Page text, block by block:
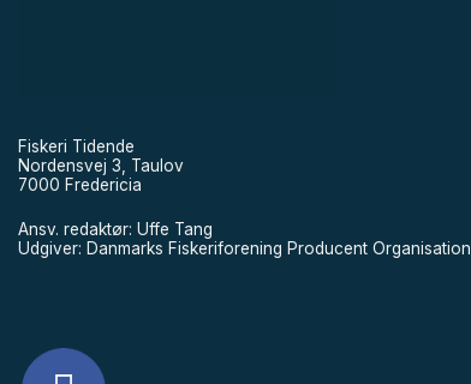
Fiskeri Tidende
Nordensvej 3, Taulov
7000 Fredericia
Ansv. redaktør: Uffe Tang
Udgiver: Danmarks Fiskeriforening Producent Organisation